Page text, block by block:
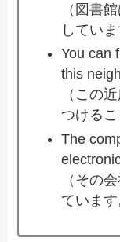
（図書
していま
You can
this
（この
つけるこ
The
（その
ています